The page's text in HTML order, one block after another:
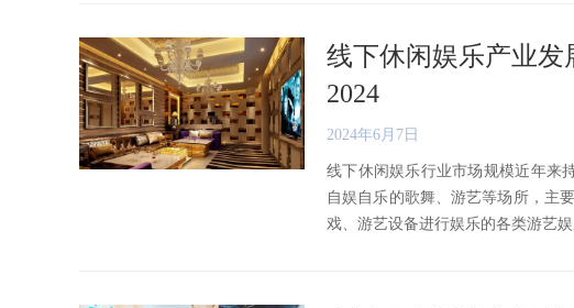
线下休闲娱乐产业
2024
2024年6月7日
线下休闲娱乐行业市场规模近年来
自娱自乐的歌舞、游艺等场所，主
戏、游艺设备进行娱乐的各类游艺